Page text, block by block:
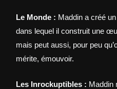
Le Monde : Maddin a créé
dans lequel il construit une
mais peut aussi, pour peu
mérite, émouvoir.
Les Inrockuptibles : Maddin